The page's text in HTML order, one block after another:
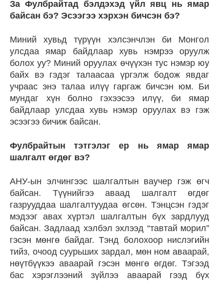
За Фулбрайтад бэлдэхэд үйл явц нь ямар
байсан бэ? Эсээгээ хэрхэн бичсэн бэ?
Миний хувьд түрүүн хэлсэнчлэн би Монгол
улсдаа ямар байдлаар хувь нэмрээ оруулж
болох уу? Миний оруулах өчүүхэн тус нэмэр юу
байх вэ гэдэг талаасаа үргэлж бодож явдаг
учраас энэ талаа илүү гаргаж бичсэн юм. Би
мундаг хүн болно гэхээсээ илүү, би ямар
байдлаар улсдаа хувь нэмэр оруулах вэ гэж
эсээгээ бичиж байсан.
Фулбрайтын тэтгэлэг ер нь ямар ямар
шалгалт өгдөг вэ?
АНУ-ын элчингээс шалгалтын ваучер гэж өгч
байсан. Түүнийгээ аваад шалгалт өгдөг
газрууддаа шалгалтуудаа өгсөн. Тэнцсэн гэдэг
мэдээг авах хүртэл шалгалтын бүх зардлууд
байсан. Задлаад хэлбэл эхлээд “тавтай морил”
гэсэн мөнгө байдаг. Тэнд болохоор нислэгийн
тийз, очоод суурьших зардал, мөн ном аваарай,
нөүтбүүкээ аваарай гэсэн мөнгө өгдөг. Тэгээд
бас хэрэглээний зүйлээ аваарай гээд бүх